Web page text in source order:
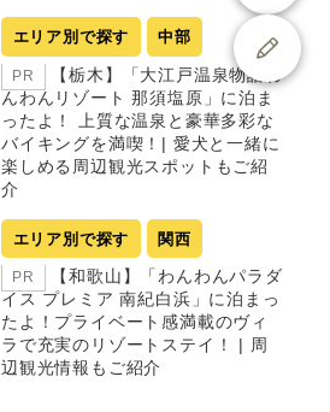
エリア別で探す 中部
PR
【栃木】「大江戸温泉物語わ
んわんリゾート 那須塩原」に泊ま
ったよ！ 上質な温泉と豪華多彩な
バイキングを満喫！| 愛犬と一緒に
楽しめる周辺観光スポットもご紹
介
エリア別で探す 関西
PR
【和歌山】「わんわんパラダ
イス プレミア 南紀白浜」に泊まっ
たよ！プライベート感満載のヴィ
ラで充実のリゾートステイ！ | 周
辺観光情報もご紹介